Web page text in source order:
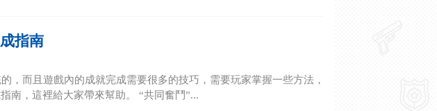
指南
，而且遊戲內的成就完成需要很多的技巧，需要玩家掌握一些方法，
南，這裡給大家帶來幫助。 “共同奮鬥”...